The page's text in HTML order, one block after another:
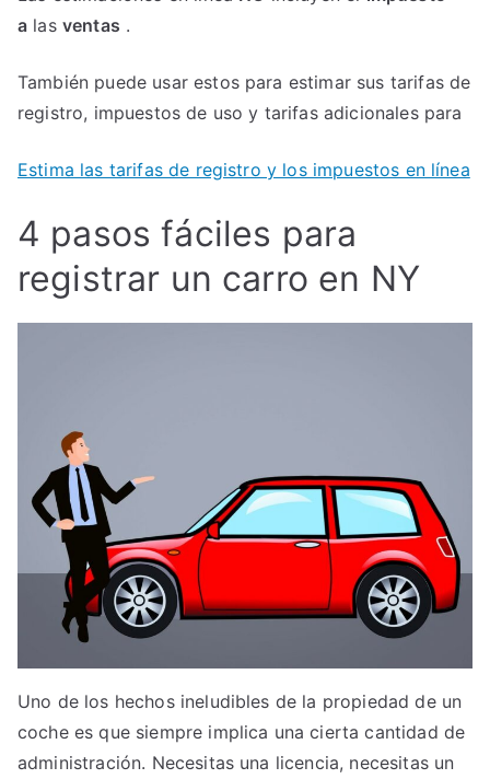
a las ventas .
También puede usar estos para estimar sus tarifas de
registro, impuestos de uso y tarifas adicionales para
Estima las tarifas de registro y los impuestos en línea
4 pasos fáciles para
registrar un carro en NY
Uno de los hechos ineludibles de la propiedad de un
coche es que siempre implica una cierta cantidad de
administración. Necesitas una licencia, necesitas un